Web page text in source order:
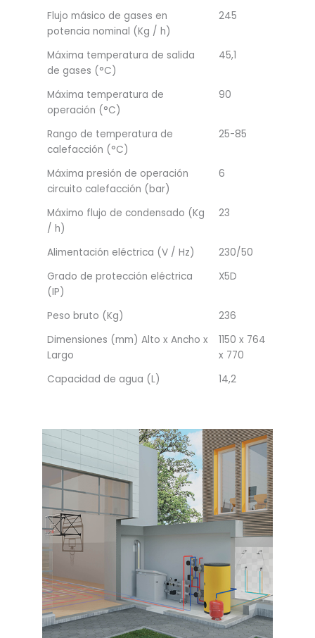
Flujo másico de gases en
potencia nominal (Kg / h)
245
Máxima temperatura de salida
de gases (°C)
45,1
Máxima temperatura de
operación (°C)
90
Rango de temperatura de
calefacción (°C)
25-85
Máxima presión de operación
circuito calefacción (bar)
6
Máximo flujo de condensado (Kg
/ h)
23
Alimentación eléctrica (V / Hz)
230/50
Grado de protección eléctrica
(IP)
X5D
Peso bruto (Kg)
236
Dimensiones (mm) Alto x Ancho x
Largo
1150 x 764
x 770
Capacidad de agua (L)
14,2